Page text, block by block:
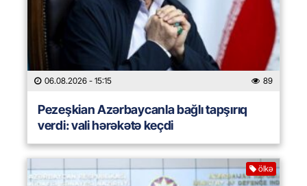
06.08.2026 - 15:15 89
Pezeşkian Azərbaycanla bağlı tapşırıq
verdi: vali hərəkətə keçdi
ölkə